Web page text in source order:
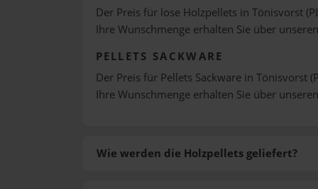
Der Preis für lose Holzpellets in Tönisvorst
Ihre Wunschmenge erhalten Sie über unseren
PELLETS SACKWARE
Der Preis für Pellets Sackware in Tönisvorst
Ihre Wunschmenge erhalten Sie über unseren
Wie werden die Holzpellets geliefert?